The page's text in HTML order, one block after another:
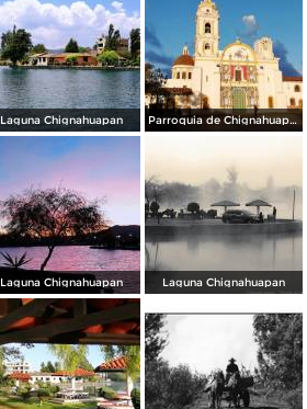
Laguna Chignahuapan Parroquia de Chignahuapan
Laguna Chignahuapan Laguna Chignahuapan